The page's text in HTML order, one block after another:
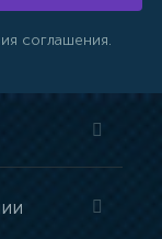
соглашения.